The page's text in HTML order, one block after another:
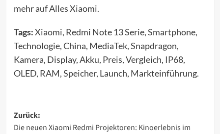
mehr auf Alles Xiaomi.
Tags:Xiaomi, Redmi Note 13 Serie, Smartphone,
Technologie, China, MediaTek, Snapdragon,
Kamera, Display, Akku, Preis, Vergleich, IP68,
OLED, RAM, Speicher, Launch, Markteinführung.
Beitragsnavigation
Zurück:
Die neuen Xiaomi Redmi Projektoren: Kinoerlebnis im